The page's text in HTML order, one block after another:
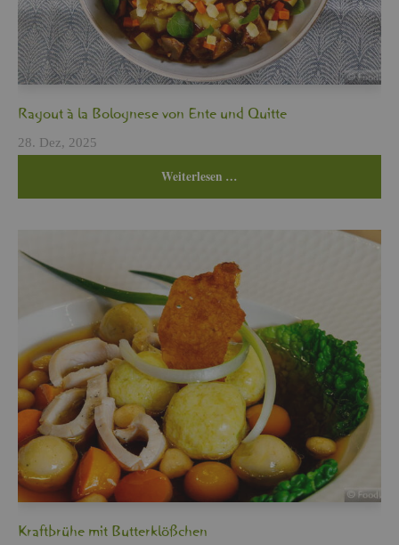
Ra­gout à la Bo­lo­gne­se von Ente und Quit­te
28. Dez, 2025
Wei­ter­le­sen …
Kraft­brü­he mit But­ter­klö­ßchen